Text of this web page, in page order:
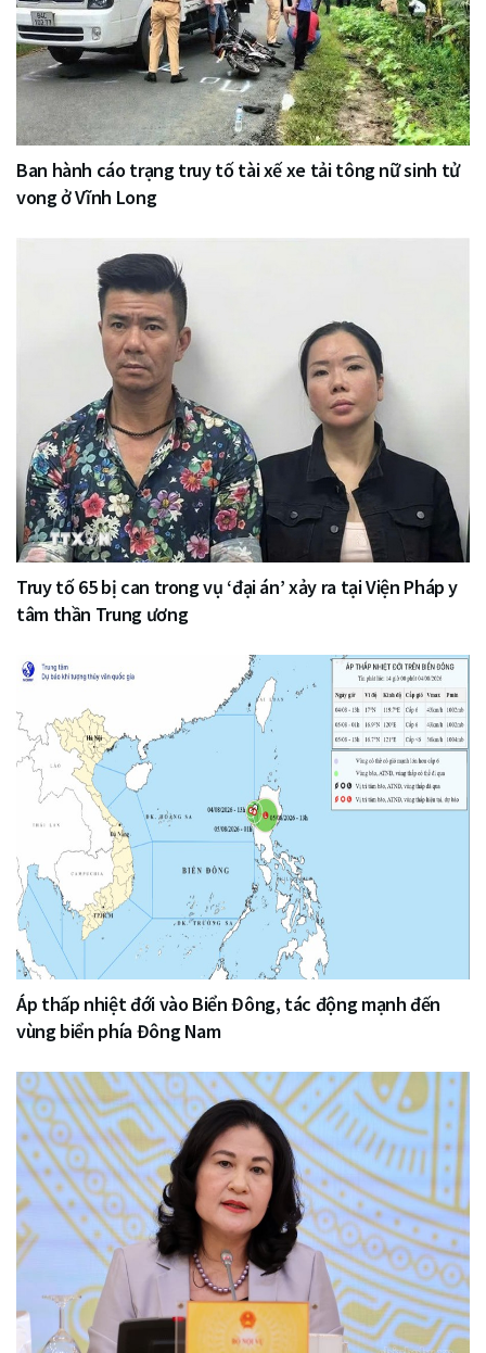
Ban hành cáo trạng truy tố tài xế xe tải tông nữ sinh tử
vong ở Vĩnh Long
Truy tố 65 bị can trong vụ ‘đại án’ xảy ra tại Viện Pháp y
tâm thần Trung ương
Áp thấp nhiệt đới vào Biển Đông, tác động mạnh đến
vùng biển phía Đông Nam